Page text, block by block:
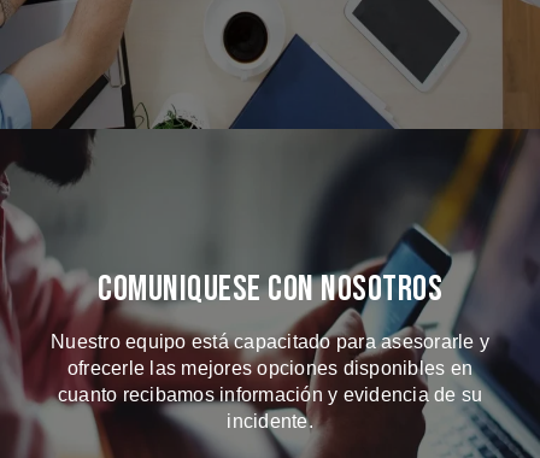
Comuniquese Con Nosotros
Nuestro equipo está capacitado para asesorarle y
ofrecerle las mejores opciones disponibles en
cuanto recibamos información y evidencia de su
incidente.